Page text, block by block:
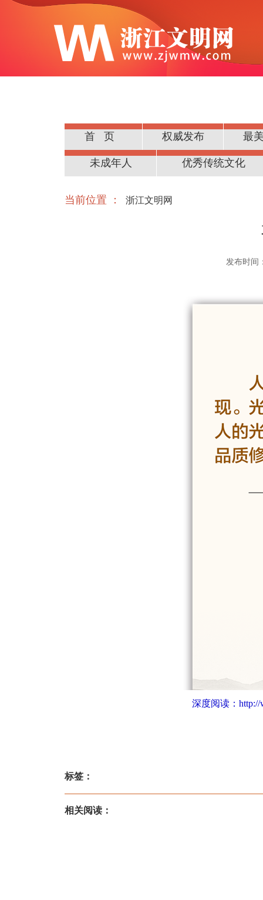
首页 权威发布 最
公民道德
未成年人 优秀传统文化
当前位置 ： 浙江文明网
发布时间
深度阅读： http://
标签：
相关阅读：